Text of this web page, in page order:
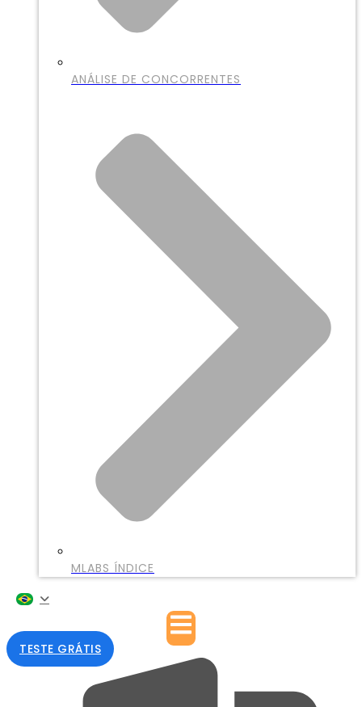
ANÁLISE DE CONCORRENTES
MLABS ÍNDICE
TESTE GRÁTIS